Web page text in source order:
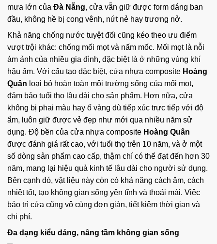
mưa lớn của Đà Nẵng, cửa vẫn giữ được form dáng ban
đầu, không hề bị cong vênh, nứt nẻ hay trương nở.
Khả năng chống nước tuyệt đối cũng kéo theo ưu điểm
vượt trội khác: chống mối mọt và nấm mốc. Mối mọt là nỗi
ám ảnh của nhiều gia đình, đặc biệt là ở những vùng khí
hậu ẩm. Với cấu tạo đặc biệt, cửa nhựa composite Hoàng
Quân loại bỏ hoàn toàn môi trường sống của mối mọt,
đảm bảo tuổi thọ lâu dài cho sản phẩm. Hơn nữa, cửa
không bị phai màu hay ố vàng dù tiếp xúc trực tiếp với độ
ẩm, luôn giữ được vẻ đẹp như mới qua nhiều năm sử
dụng. Độ bền của cửa nhựa composite Hoàng Quân
được đánh giá rất cao, với tuổi thọ trên 10 năm, và ở một
số dòng sản phẩm cao cấp, thậm chí có thể đạt đến hơn 30
năm, mang lại hiệu quả kinh tế lâu dài cho người sử dụng.
Bên cạnh đó, vật liệu này còn có khả năng cách âm, cách
nhiệt tốt, tạo không gian sống yên tĩnh và thoải mái. Việc
bảo trì cửa cũng vô cùng đơn giản, tiết kiệm thời gian và
chi phí.
Đa dạng kiểu dáng, nâng tầm không gian sống